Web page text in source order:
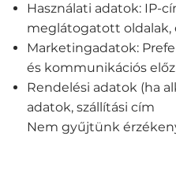
Használati adatok: IP-
meglátogatott
Marketingadatok:
és kommunikációs
Rendelési adatok (ha
adatok, szállítási cím
Nem gyűjtünk